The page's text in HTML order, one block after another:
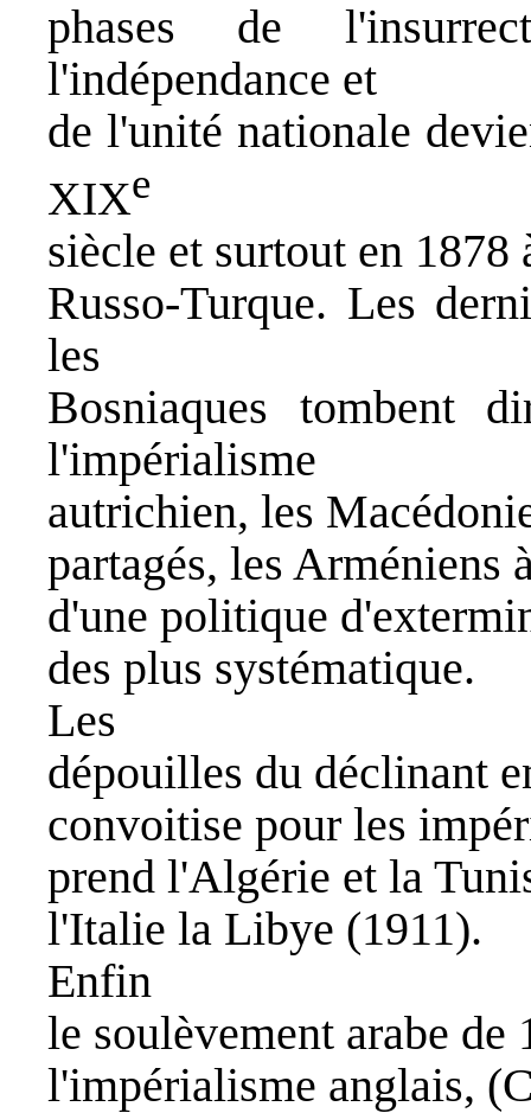
phases de
l'indépendance et
de l'unité nationale
XIXe
siècle et surtout en 1878
Russo-Turque. Les
les
Bosniaques tombent
l'impérialisme
autrichien, les
partagés, les Arméniens
d'une politique
des plus systématique.
Les
dépouilles du déclinant
convoitise pour les
prend l'Algérie et la
l'Italie la Libye (1911).
Enfin
le soulèvement arabe de
l'impérialisme anglais,